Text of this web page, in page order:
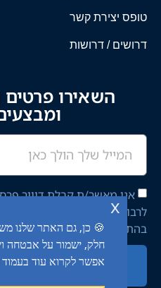
🍪 כן, גם האתר שלנו
חלק, ישמור על אבטחה
אפשר לקרוא עוד בעמוד
x
טופס יצירת קשר
דרושים / דרושות
השאירו פרטים
אני מאשר/ת קבלת דיוור
לרבות מסרון ודוא"ל מחברת
בהתאם ל־מדיניות הפרטיות